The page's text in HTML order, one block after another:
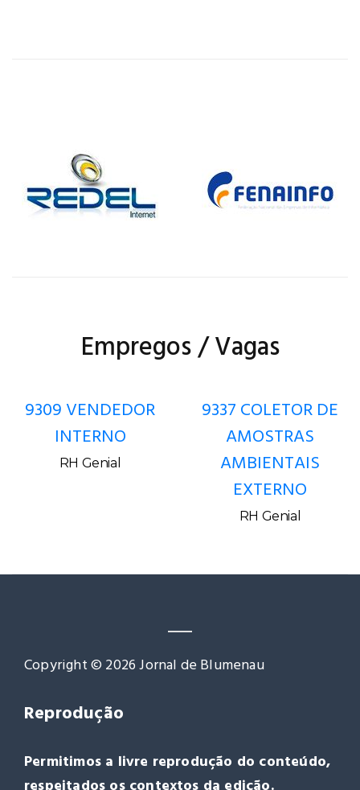
Empregos / Vagas
9309 VENDEDOR
INTERNO
RH Genial
9337 COLETOR DE
AMOSTRAS
AMBIENTAIS
EXTERNO
RH Genial
Copyright © 2026 Jornal de Blumenau
Reprodução
Permitimos a livre reprodução do conteúdo,